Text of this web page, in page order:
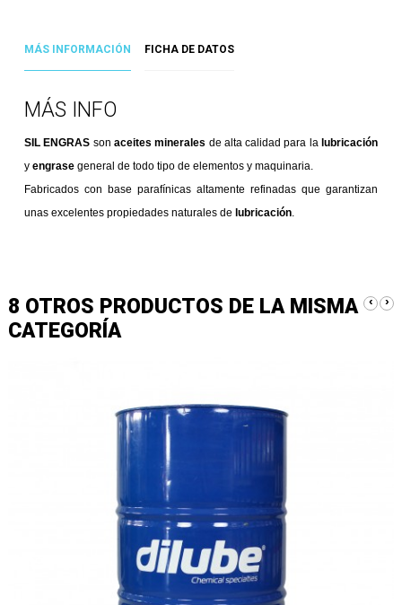
MÁS INFORMACIÓN FICHA DE DATOS
MÁS INFO
SIL ENGRAS son aceites minerales de alta calidad para lalubricación
y engrase general de todo tipo de elementos y maquinaria.
Fabricados con base parafínicas altamente refinadas que garantizan
unas excelentes propiedades naturales de lubricación
8 OTROS PRODUCTOS DE LA MISMA
CATEGORÍA
‹ ›